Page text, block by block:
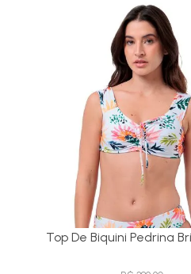
Top De Biquini Pedrina